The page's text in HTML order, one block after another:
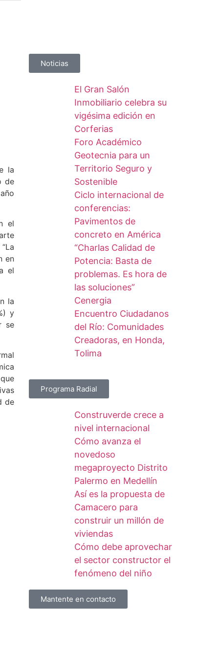
la
de
el
en
el
la
y
se
de
Noticias
El Gran Salón
Inmobiliario celebra su
vigésima edición en
Corferias
Foro Académico
Geotecnia para un
Territorio Seguro y
Sostenible
Ciclo internacional de
conferencias:
Pavimentos de
concreto en América
“Charlas Calidad de
Potencia: Basta de
problemas. Es hora de
las soluciones”
Cenergia
Encuentro Ciudadanos
del Río: Comunidades
Creadoras, en Honda,
Tolima
Programa Radial
Construverde crece a
nivel internacional
Cómo avanza el
novedoso
megaproyecto Distrito
Palermo en Medellín
Así es la propuesta de
Camacero para
construir un millón de
viviendas
Cómo debe aprovechar
el sector constructor el
fenómeno del niño
Mantente en contacto